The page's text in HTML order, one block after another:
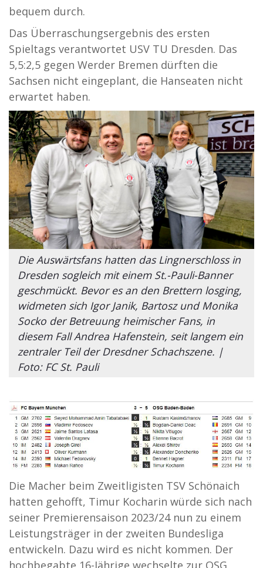
bequem durch.
Das Überraschungsergebnis des ersten
Spieltags verantwortet USV TU Dresden. Das
5,5:2,5 gegen Werder Bremen dürften die
Sachsen nicht eingeplant, die Hanseaten nicht
erwartet haben.
Die Auswärtsfans hatten das Lingnerschloss in
Dresden sogleich mit einem St.-Pauli-Banner
geschmückt. Bevor es an den Brettern losging,
widmeten sich Igor Janik, Bartosz und Monika
Socko der Betreuung heimischer Fans, in
diesem Fall Andrea Hafenstein, seit langem ein
zentraler Teil der Dresdner Schachszene. |
Foto: FC St. Pauli
Die Macher beim Zweitligisten TSV Schönaich
hatten gehofft, Timur Kocharin würde sich nach
seiner Premierensaison 2023/24 nun zu einem
Leistungsträger in der zweiten Bundesliga
entwickeln. Dazu wird es nicht kommen. Der
hochbegabte 16-Jährige wechselte zur OSG